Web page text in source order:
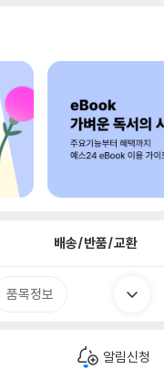
배송/반품/교환
품목정보
알림신청